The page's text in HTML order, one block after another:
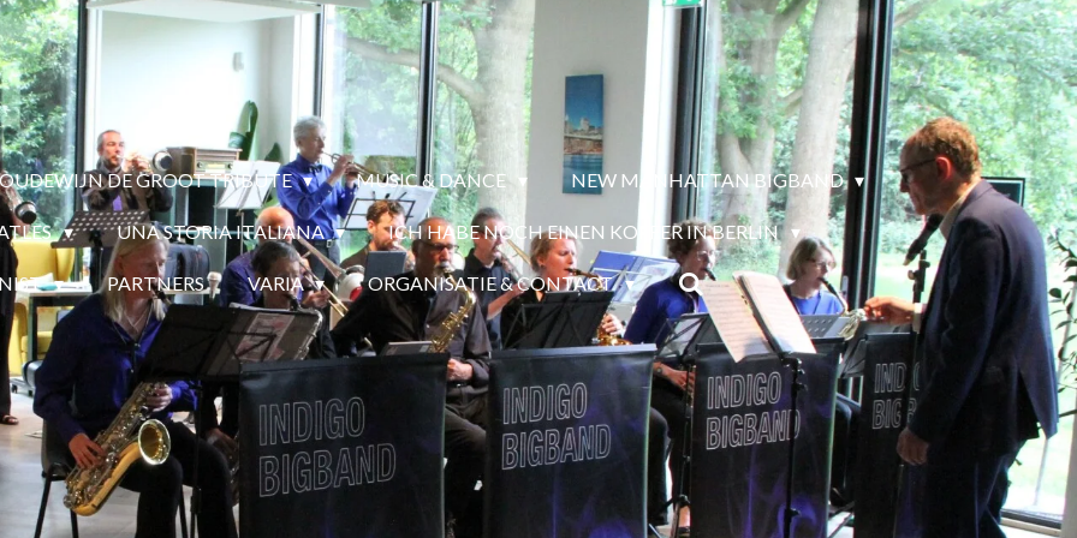
DE GROOT TRIBUTE MUSIC & DANCE NEW MANHATTAN BIGBAND
UNA STORIA ITALIANA ICH HABE NOCH EINEN KOFFER IN BERLIN
PARTNERS VARIA ORGANISATIE & CONTACT